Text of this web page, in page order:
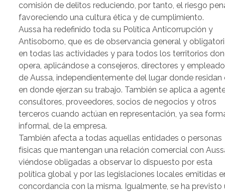
comisión de delitos reduciendo, por tanto, el riesgo
favoreciendo una cultura ética y de cumplimiento.
Aussa ha redefinido toda su Política Anticorrupción y
Antisoborno, que es de observancia general y
en todas las actividades y para todos los territorios
opera, aplicándose a consejeros, directores y
de Aussa, independientemente del lugar donde residan
en donde ejerzan su trabajo. También se aplica a
consultores, proveedores, socios de negocios y otros
terceros cuando actúan en representación, ya sea
informal, de la empresa.
También afecta a todas aquellas entidades o personas
físicas que mantengan una relación comercial con
viéndose obligadas a observar lo dispuesto por esta
política global y por las legislaciones locales emitidas
concordancia con la misma. Igualmente, se ha previsto